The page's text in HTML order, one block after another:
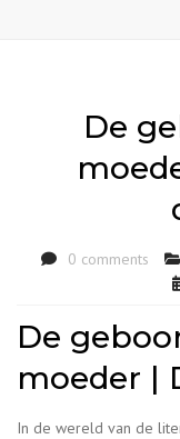
WordPress
+ 386 40
De
0 comments
De
moeder |
In de wereld van de